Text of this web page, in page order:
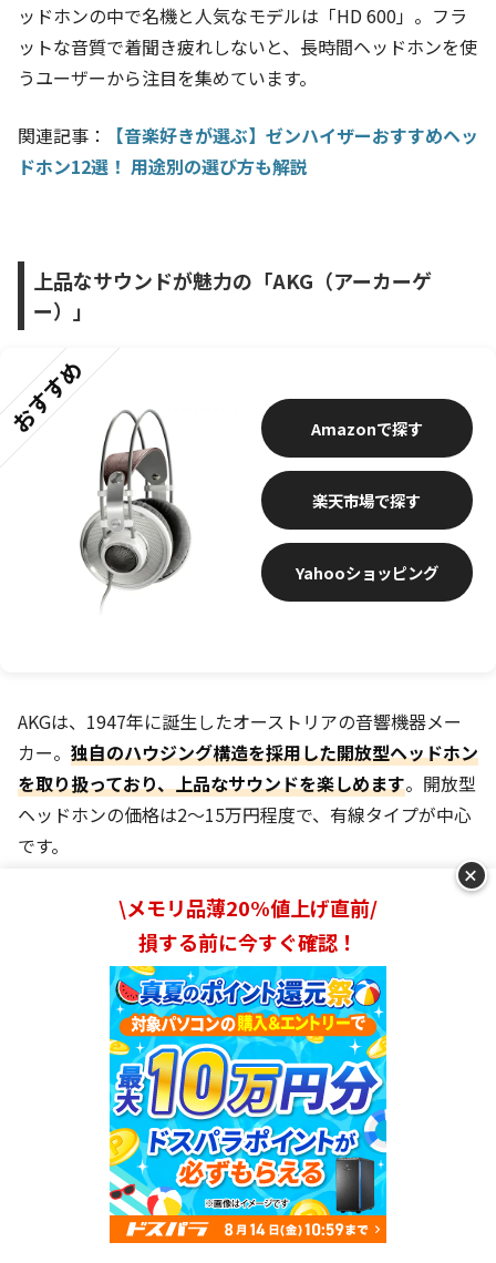
ランキングを見る
ッドホンの中で名機と人気なモデルは「HD 600」。フラ
ットな音質で着聞き疲れしないと、長時間ヘッドホンを使
うユーザーから注目を集めています。
関連記事：
【音楽好きが選ぶ】ゼンハイザーおすすめヘッ
ドホン12選！ 用途別の選び方も解説
上品なサウンドが魅力の「AKG（アーカーゲ
ー）」
おすすめ
楽天市場
Amazon
Yahooショッピング
AKGは、1947年に誕生したオーストリアの音響機器メー
カー。 独自のハウジング構造を採用した開放型ヘッドホン
を取り扱っており、上品なサウンドを楽しめます。開放型
ヘッドホンの価格は2～15万円程度で、有線タイプが中心
です。
AKGの開放型ヘッドホンの中の名機は「K701-Y3」。まず
おしゃれなデザインが目を惹きます。そして、中高域の再
現性の高さ。刺さるような甲高い鳴り方ではなく、突き抜
けるような心地の良いサウンドを届けてくれますよ。
【全シリーズ解説】AKGのヘッドホンの選び方
がわかる！おすすめ15製品の人気ランキングを紹介
安いVS高い！開放型ヘッドホンの比較
+
\メモリ品薄20%値上げ直前/
損する前に今すぐ確認！